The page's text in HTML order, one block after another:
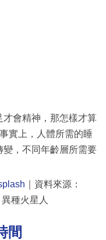
才會精神，那怎樣才算
實上，人體所需的睡
，不同年齡層所需要
｜資料來源：
種火星人
間